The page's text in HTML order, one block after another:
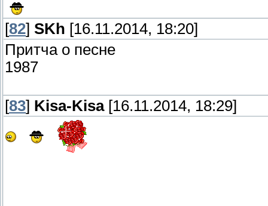
[82] SKh [16.11.2014, 18:20]
Притча о песне
1987
[83] Kisa-Kisa[16.11.2014, 18:29]